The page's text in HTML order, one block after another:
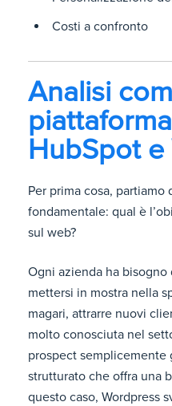
Costi a confronto
Analisi
HubSpot
Per prima cosa, partiamo
fondamentale: qual è
sul web?
Ogni azienda ha
mettersi in mostra nella
magari, attrarre nuovi
molto conosciuta nel
prospect semplicemente
strutturato che offra una
questo caso, Wordpress